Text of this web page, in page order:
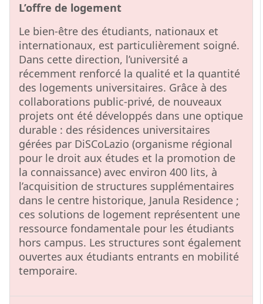
L’offre de logement
Le bien-être des étudiants, nationaux et
internationaux, est particulièrement soigné.
Dans cette direction, l’université a
récemment renforcé la qualité et la quantité
des logements universitaires. Grâce à des
collaborations public-privé, de nouveaux
projets ont été développés dans une optique
durable : des résidences universitaires
gérées par DiSCoLazio (organisme régional
pour le droit aux études et la promotion de
la connaissance) avec environ 400 lits, à
l’acquisition de structures supplémentaires
dans le centre historique, Janula Residence ;
ces solutions de logement représentent une
ressource fondamentale pour les étudiants
hors campus. Les structures sont également
ouvertes aux étudiants entrants en mobilité
temporaire.